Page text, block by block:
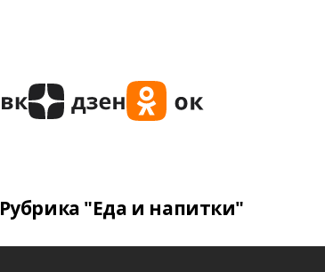
Рубрика "Еда и напитки"